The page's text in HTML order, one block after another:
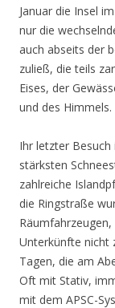
Januar die Insel
nur die
auch abseits der
zuließ, die teils
Eises, der
und des Himmels.
Ihr letzter Besuch
stärksten
zahlreiche
die Ringstraße
Unterkünfte nicht
Tagen, die am
Oft mit Stativ,
mit dem APSC-